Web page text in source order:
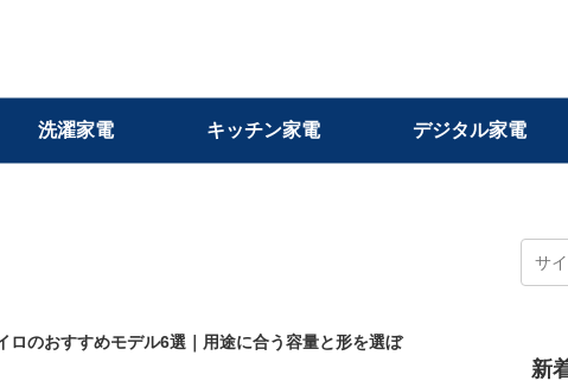
洗濯家電 キッチン家電 デジタル家電
ロのおすすめモデル6選｜用途に合う容量と形を選ぼ
新